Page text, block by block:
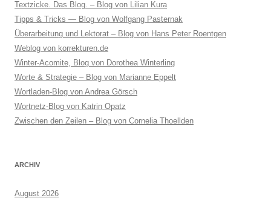
Textzicke. Das Blog. – Blog von Lilian Kura
Tipps & Tricks — Blog von Wolfgang Pasternak
Überarbeitung und Lektorat – Blog von Hans Peter Roentgen
Weblog von korrekturen.de
Winter-Acomite, Blog von Dorothea Winterling
Worte & Strategie – Blog von Marianne Eppelt
Wortladen-Blog von Andrea Görsch
Wortnetz-Blog von Katrin Opatz
Zwischen den Zeilen – Blog von Cornelia Thoellden
ARCHIV
August 2026